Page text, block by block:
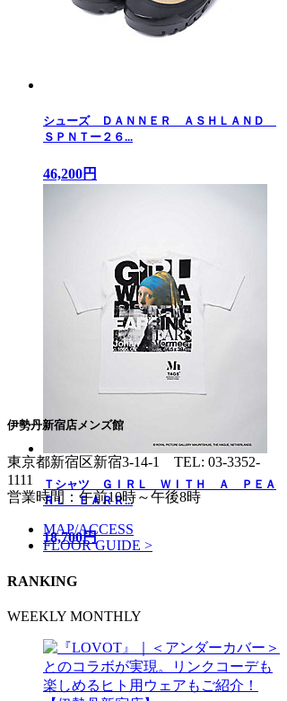
シューズ ＤＡＮＮＥＲ ＡＳＨＬＡＮＤ
ＳＰＮＴー２６...
46,200円
Ｔシャツ ＧＩＲＬ ＷＩＴＨ Ａ ＰＥＡ
ＲＬ ＥＡＲＲ...
18,700円
伊勢丹新宿店メンズ館
東京都新宿区新宿3-14-1 TEL: 03-3352-
1111
営業時間：午前10時～午後8時
MAP/ACCESS
FLOOR GUIDE >
RANKING
WEEKLY MONTHLY